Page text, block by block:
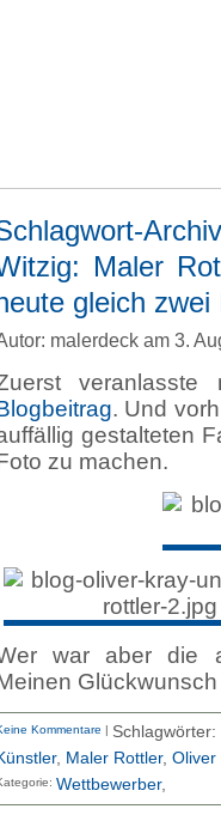
Maler
gleich zwei
malerdeck am 3.
. Und
gestalteten
zu machen.
war aber die
Kommentare |
, Maler Rottler, Oliver
Wettbewerber